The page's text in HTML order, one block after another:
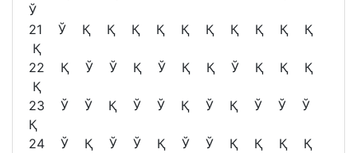
Ў
21 Ў Қ Қ Қ Қ Қ Қ Қ Қ Қ Қ
Қ
22 Қ Ў Ў Қ Ў Қ Қ Ў Қ Қ Қ
Қ
23 Ў Ў Қ Ў Ў Қ Ў Қ Ў Ў Ў
Қ
24 Ў Қ Ў Ў Қ Ў Ў Қ Қ Қ Қ